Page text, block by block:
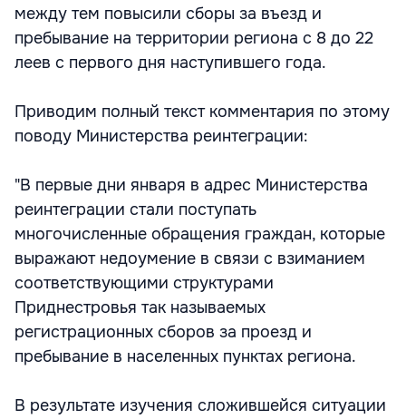
между тем повысили сборы за въезд и
пребывание на территории региона с 8 до 22
леев с первого дня наступившего года.
Приводим полный текст комментария по этому
поводу Министерства реинтеграции:
"В первые дни января в адрес Министерства
реинтеграции стали поступать
многочисленные обращения граждан, которые
выражают недоумение в связи с взиманием
соответствующими структурами
Приднестровья так называемых
регистрационных сборов за проезд и
пребывание в населенных пунктах региона.
В результате изучения сложившейся ситуации